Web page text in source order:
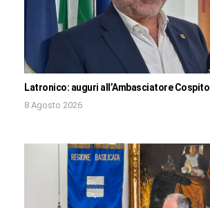
Latronico: auguri all’Ambasciatore Cospito
8 Agosto 2026